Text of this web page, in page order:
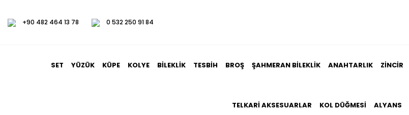
+90 482 464 13 78 0 532 250 91 84
SET YÜZÜK KÜPE KOLYE BILEKLIK TESBIH BROŞ ŞAHMERAN BILEKLIK ANAHTARLIK ZINCIR
TELKARI AKSESUARLAR KOL DÜĞMESI ALYANS